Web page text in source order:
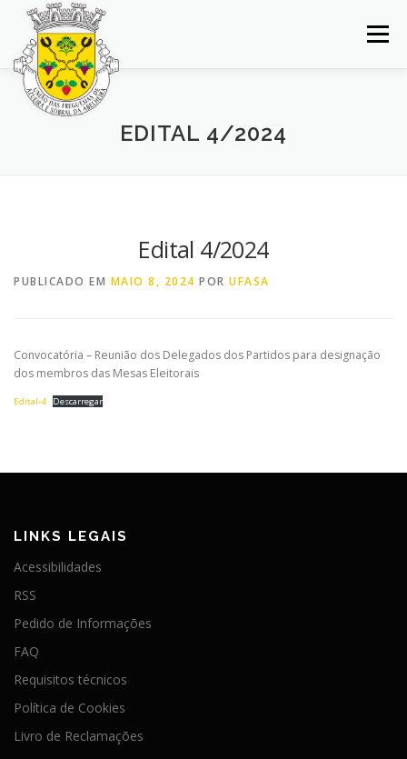
Saltar
conteúdo
Menu
INÍCIO JUNTA DE FREGUESIA
CONTACTOS
EDITAL 4/2024
Edital 4/2024
PUBLICADO EM MAIO 8, 2024 POR UFASA
Convocatória – Reunião dos Delegados dos Partidos para designação
dos membros das Mesas Eleitorais
Edital-4 Descarregar
LINKS LEGAIS
Acessibilidades
RSS
Pedido de Informações
FAQ
Requisitos técnicos
Política de Cookies
Livro de Reclamações